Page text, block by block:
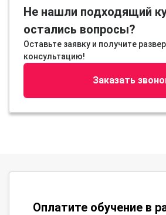
Не нашли подходящий
остались вопросы?
Оставьте заявку и получите
консультацию!
Заказать
Оплатите обучение в